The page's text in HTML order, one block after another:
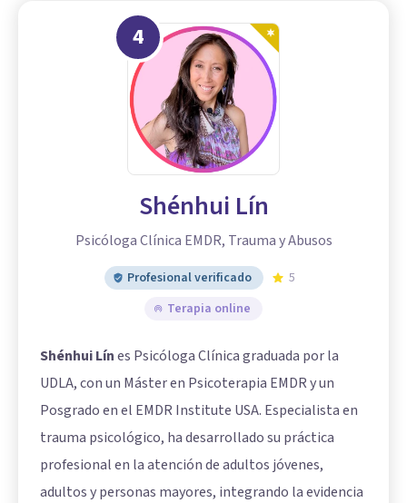
4
Shénhui Lín
Psicóloga Clínica EMDR, Trauma y Abusos
Profesional verificado
5
Terapia online
Shénhui Línes Psicóloga Clínica graduada por la
UDLA, con un Máster en Psicoterapia EMDR y un
Posgrado en el EMDR Institute USA. Especialista en
trauma psicológico, ha desarrollado su práctica
profesional en la atención de adultos jóvenes,
adultos y personas mayores, integrando la evidencia